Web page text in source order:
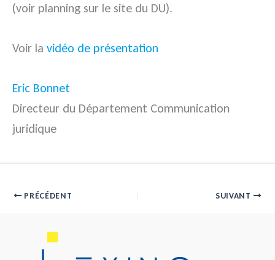
(voir planning sur le site du DU).
Voir la vidéo de présentation
Eric Bonnet
Directeur du Département Communication
juridique
PRÉCÉDENT SUIVANT